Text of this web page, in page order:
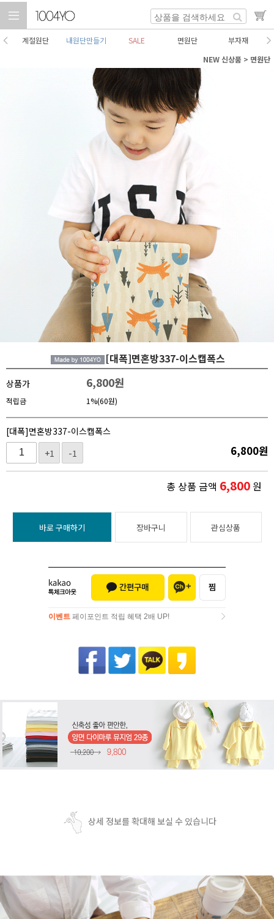
계절원단 내원단만들기 SALE 면원단
부자재
NEW 신상품 > 면원단
[대폭]면혼방337-이스캡폭스
상품가 6,800원
적립금 1%(60원)
[대폭]면혼방337-이스캡폭스
+1
-1 6,800원
총 상품 금액 6,800원
바로 구매하기 장바구니 관심상품
이벤트 페이포인트 적립 혜택 2배 UP!
상세 정보를 확대해 보실 수 있습니다